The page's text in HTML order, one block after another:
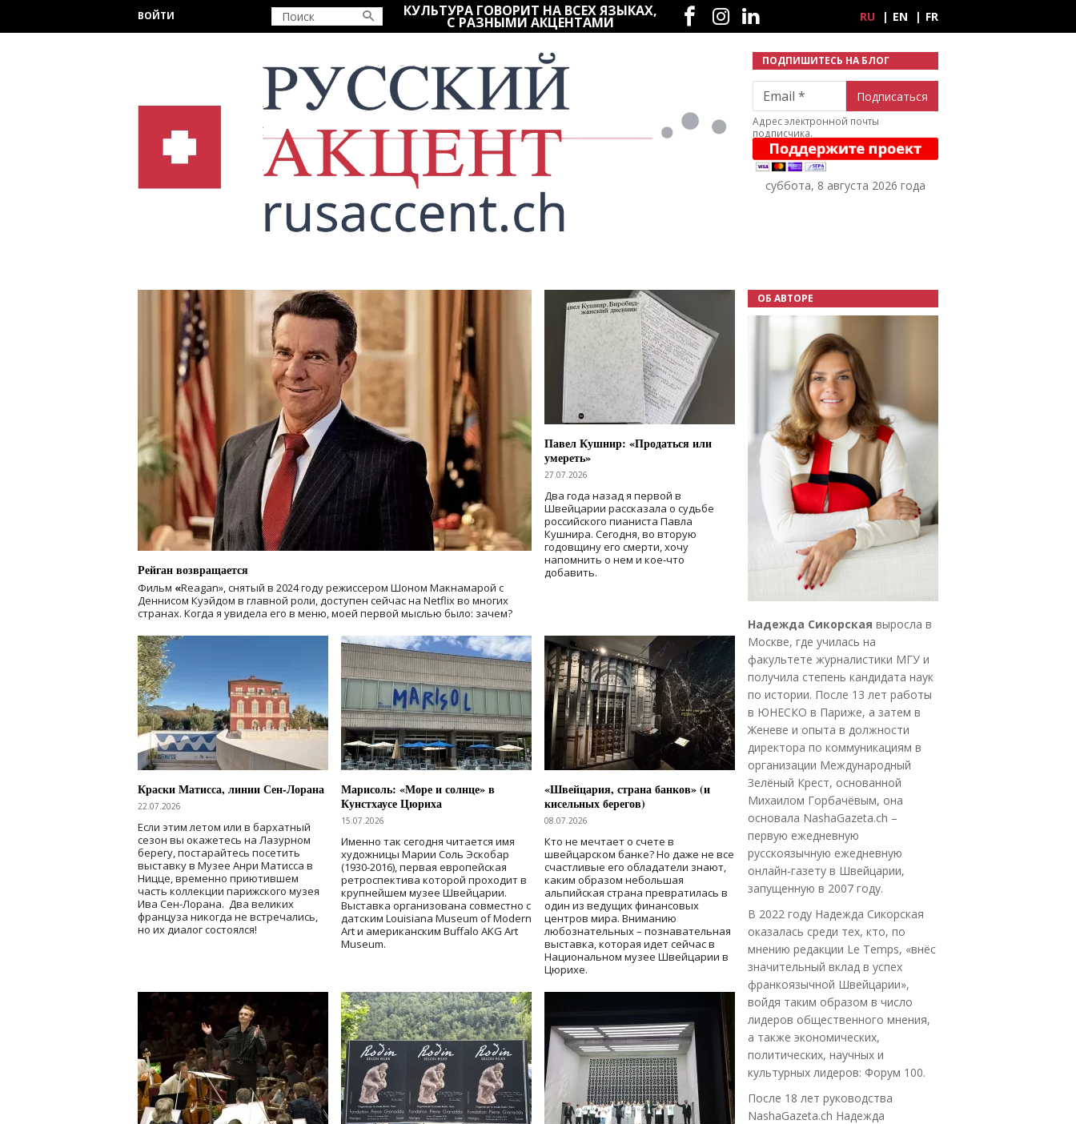
ВОЙТИ КУЛЬТУРА ГОВОРИТ НА ВСЕХ ЯЗЫКАХ,
С РАЗНЫМИ АКЦЕНТАМИ
Социальные сети
RU EN FR
ПОДПИШИТЕСЬ НА БЛОГ
Email
Адрес электронной почты
подписчика.
суббота, 8 августа 2026 года
Рейган возвращается
Фильм «Reagan», снятый в 2024 годурежиссером Шоном Макнамарой с
Деннисом Куэйдом в главной роли, доступен сейчас на Netflix во многих
странах. Когда я увидела его в меню, моей первой мыслью было: зачем?
Павел Кушнир: «Продаться или
умереть»
27.07.2026
Два года назад я первой в
Швейцарии рассказала о судьбе
российского пианиста Павла
Кушнира. Сегодня, во вторую
годовщину его смерти, хочу
напомнить о нем и кое-что
добавить.
Краски Матисса, линии Сен-Лорана
22.07.2026
Если этим летом или в бархатный
сезон вы окажетесь на Лазурном
берегу, постарайтесь посетить
выставку в Музее Анри Матисса в
Ницце, временно приютившем
часть коллекции парижского музея
Ива Сен-Лорана. Два великих
француза никогда не встречались,
но их диалог состоялся!
Марисоль: «Море и солнце» в
Кунстхаусе Цюриха
15.07.2026
Именно так сегодня читается имя
художницы Марии Соль Эскобар
(1930-2016), первая европейская
ретроспектива которой проходит в
крупнейшем музее Швейцарии.
Выставка организована совместно с
датским Louisiana Museum of Modern
Art и американским Buffalo AKG Art
Museum.
«Швейцария, страна банков» (и
кисельных берегов)
08.07.2026
Кто не мечтает о счете в
швейцарском банке? Но даже не все
счастливые его обладатели знают,
каким образом небольшая
альпийская страна превратилась в
один из ведущих финансовых
центров мира. Вниманию
любознательных – познавательная
выставка, которая идет сейчас в
Национальном музее Швейцарии в
Цюрихе.
ОБ АВТОРЕ
Надежда Сикорская выросла в
Москве, где училась на
факультете журналистики МГУ и
получила степень кандидата наук
по истории. После 13 лет работы
в ЮНЕСКО в Париже, а затем в
Женеве и опыта в должности
директора по коммуникациям в
организации Международный
Зелёный Крест, основанной
Михаилом Горбачёвым, она
основала NashaGazeta.ch –
первую ежедневную
русскоязычную ежедневную
онлайн-газету в Швейцарии,
запущенную в 2007 году.
В 2022 году Надежда Сикорская
оказалась среди тех, кто, по
мнению редакции Le Temps, «внёс
значительный вклад в успех
франкоязычной Швейцарии»,
войдя таким образом в число
лидеров общественного мнения,
а также экономических,
политических, научных и
культурных лидеров: Форум 100.
После 18 лет руководства
NashaGazeta.ch Надежда